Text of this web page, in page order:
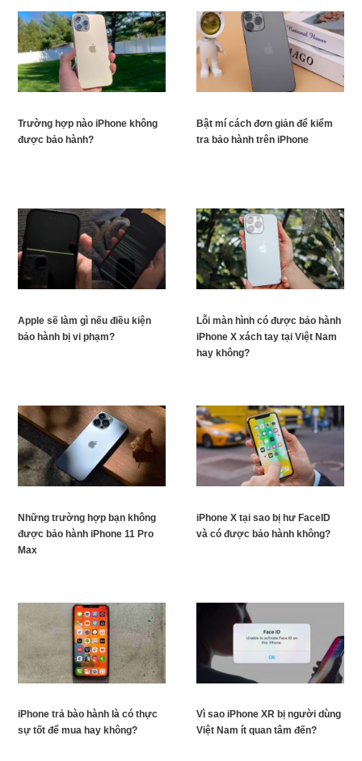
Trường hợp nào iPhone không
được bảo hành?
Bật mí cách đơn giản để kiểm
tra bảo hành trên iPhone
Apple sẽ làm gì nếu điều kiện
bảo hành bị vi phạm?
Lỗi màn hình có được bảo hành
iPhone X xách tay tại Việt Nam
hay không?
Những trường hợp bạn không
được bảo hành iPhone 11 Pro
Max
iPhone X tại sao bị hư FaceID
và có được bảo hành không?
iPhone trả bào hành là có thực
sự tốt để mua hay không?
Vì sao iPhone XR bị người dùng
Việt Nam ít quan tâm đến?